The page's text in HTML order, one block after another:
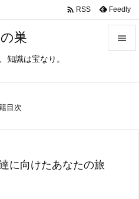
巣
知識は宝なり。

 RSS Feedly
目次
に向けたあなたの旅